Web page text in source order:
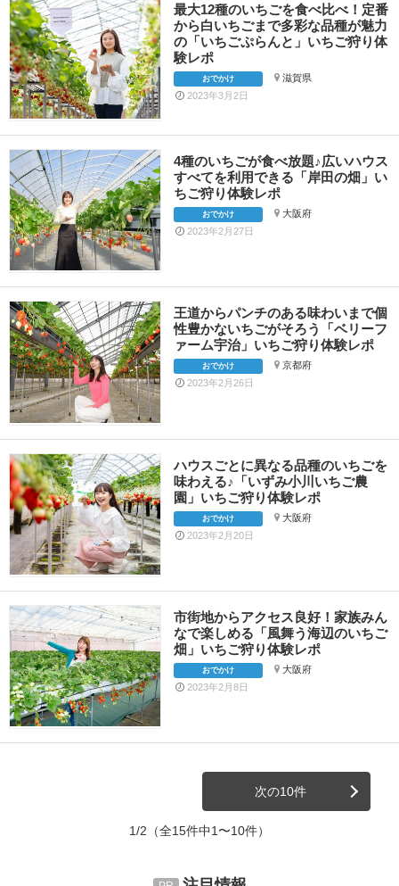
最大12種のいちごを食べ比べ！定番
から白いちごまで多彩な品種が魅力
の「いちごぷらんと」いちご狩り体
験レポ
おでかけ
滋賀県
2023年3月2日
4種のいちごが食べ放題♪広いハウス
すべてを利用できる「岸田の畑」い
ちご狩り体験レポ
おでかけ
大阪府
2023年2月27日
王道からパンチのある味わいまで個
性豊かないちごがそろう「ベリーフ
ァーム宇治」いちご狩り体験レポ
おでかけ
京都府
2023年2月26日
ハウスごとに異なる品種のいちごを
味わえる♪「いずみ小川いちご農
園」いちご狩り体験レポ
おでかけ
大阪府
2023年2月20日
市街地からアクセス良好！家族みん
なで楽しめる「風舞う海辺のいちご
畑」いちご狩り体験レポ
おでかけ
大阪府
2023年2月8日
次の10件
1/2 （全15件中1〜10件）